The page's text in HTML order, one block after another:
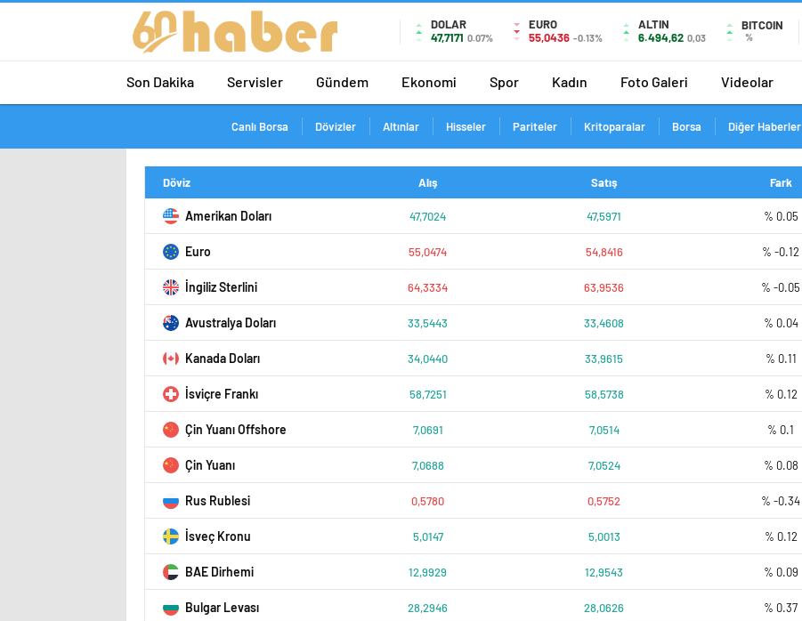
DOLAR
47,7171 0.07%
EURO
55,0436 -0.13%
ALTIN
6.494,62 0,03
BITCOIN
%
Son Dakika Servisler Gündem Ekonomi Spor Kadın Foto Galeri Videolar
Canlı Borsa Dövizler Altınlar Hisseler Pariteler Kritoparalar Borsa Diğer Haberler
Döviz Alış Satış Fark
Amerikan Doları 47,7024 47,5971 % 0.05
Euro 55,0474 54,8416 % -0.12
İngiliz Sterlini 64,3334 63,9536 % -0.05
Avustralya Doları 33,5443 33,4608 % 0.04
Kanada Doları 34,0440 33,9615 % 0.11
İsviçre Frankı 58,7251 58,5738 % 0.12
Çin Yuanı Offshore 7,0691 7,0514 % 0.1
Çin Yuanı 7,0688 7,0524 % 0.08
Rus Rublesi 0,5780 0,5752 % -0.34
İsveç Kronu 5,0147 5,0013 % 0.12
BAE Dirhemi 12,9929 12,9543 % 0.09
Bulgar Levası 28,2946 28,0626 % 0.37